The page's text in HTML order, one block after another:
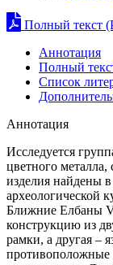
Полный текст
Аннотация
Полный
Список
Аннотация
Исследуется
цветного
изделия найдены
археологической
Ближние Елбаны
конструкцию из
рамки, а другая –
противоположные